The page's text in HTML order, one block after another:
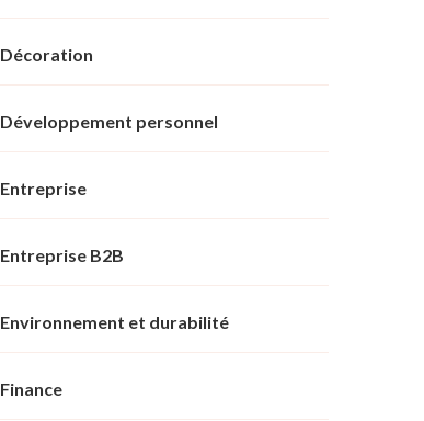
Décoration
Développement personnel
Entreprise
Entreprise B2B
Environnement et durabilité
Finance